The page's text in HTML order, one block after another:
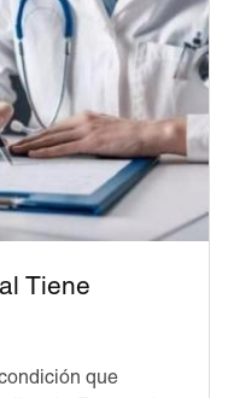
Tiene
que